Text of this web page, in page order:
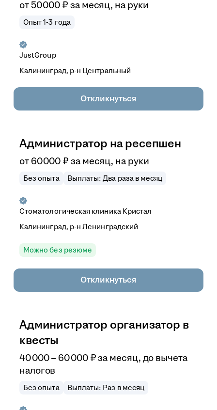
от50 000 ₽ за месяц, на руки
Опыт 1-3 года
JustGroup
Калининград, р-н Центральный
Откликнуться
Администратор на ресепшен
от60 000 ₽ за месяц, на руки
Без опыта Выплаты: Два раза в месяц
Стоматологическая клиника Кристал
Калининград, р-н Ленинградский
Можно без резюме
Откликнуться
Администратор организатор в
квесты
40 000–60 000 ₽ за месяц, до вычета
налогов
Без опыта Выплаты: Раз в месяц